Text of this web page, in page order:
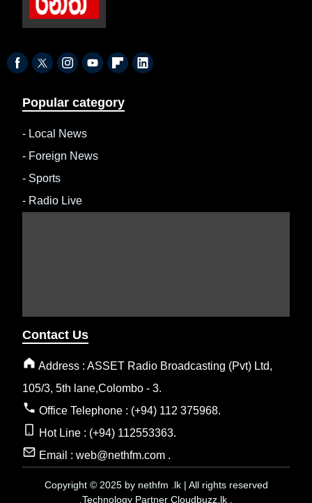
Popular category
- Local News
- Foreign News
- Sports
- Radio Live
Contact Us
Address : ASSET Radio Broadcasting (Pvt) Ltd,
105/3, 5th lane,Colombo - 3.
Office Telephone : (+94) 112 375968.
Hot Line : (+94) 112553363.
Email : web@nethfm.com .
Copyright © 2025 by nethfm .lk | All rights reserved
.Technology Partner Cloudbuzz.lk .